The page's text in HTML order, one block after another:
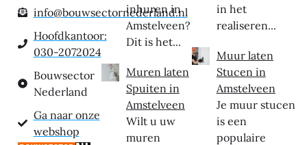
info@bouwsectornederland.nl
Hoofdkantoor:
030-2072024
Bouwsector
Nederland
Ga naar onze
webshop
inhuren in
Amstelveen?
Dit is het...
Muren laten
Spuiten in
Amstelveen
Wilt u uw
muren
in het
realiseren...
Muur laten
Stucen in
Amstelveen
Je muur stucen
is een
populaire